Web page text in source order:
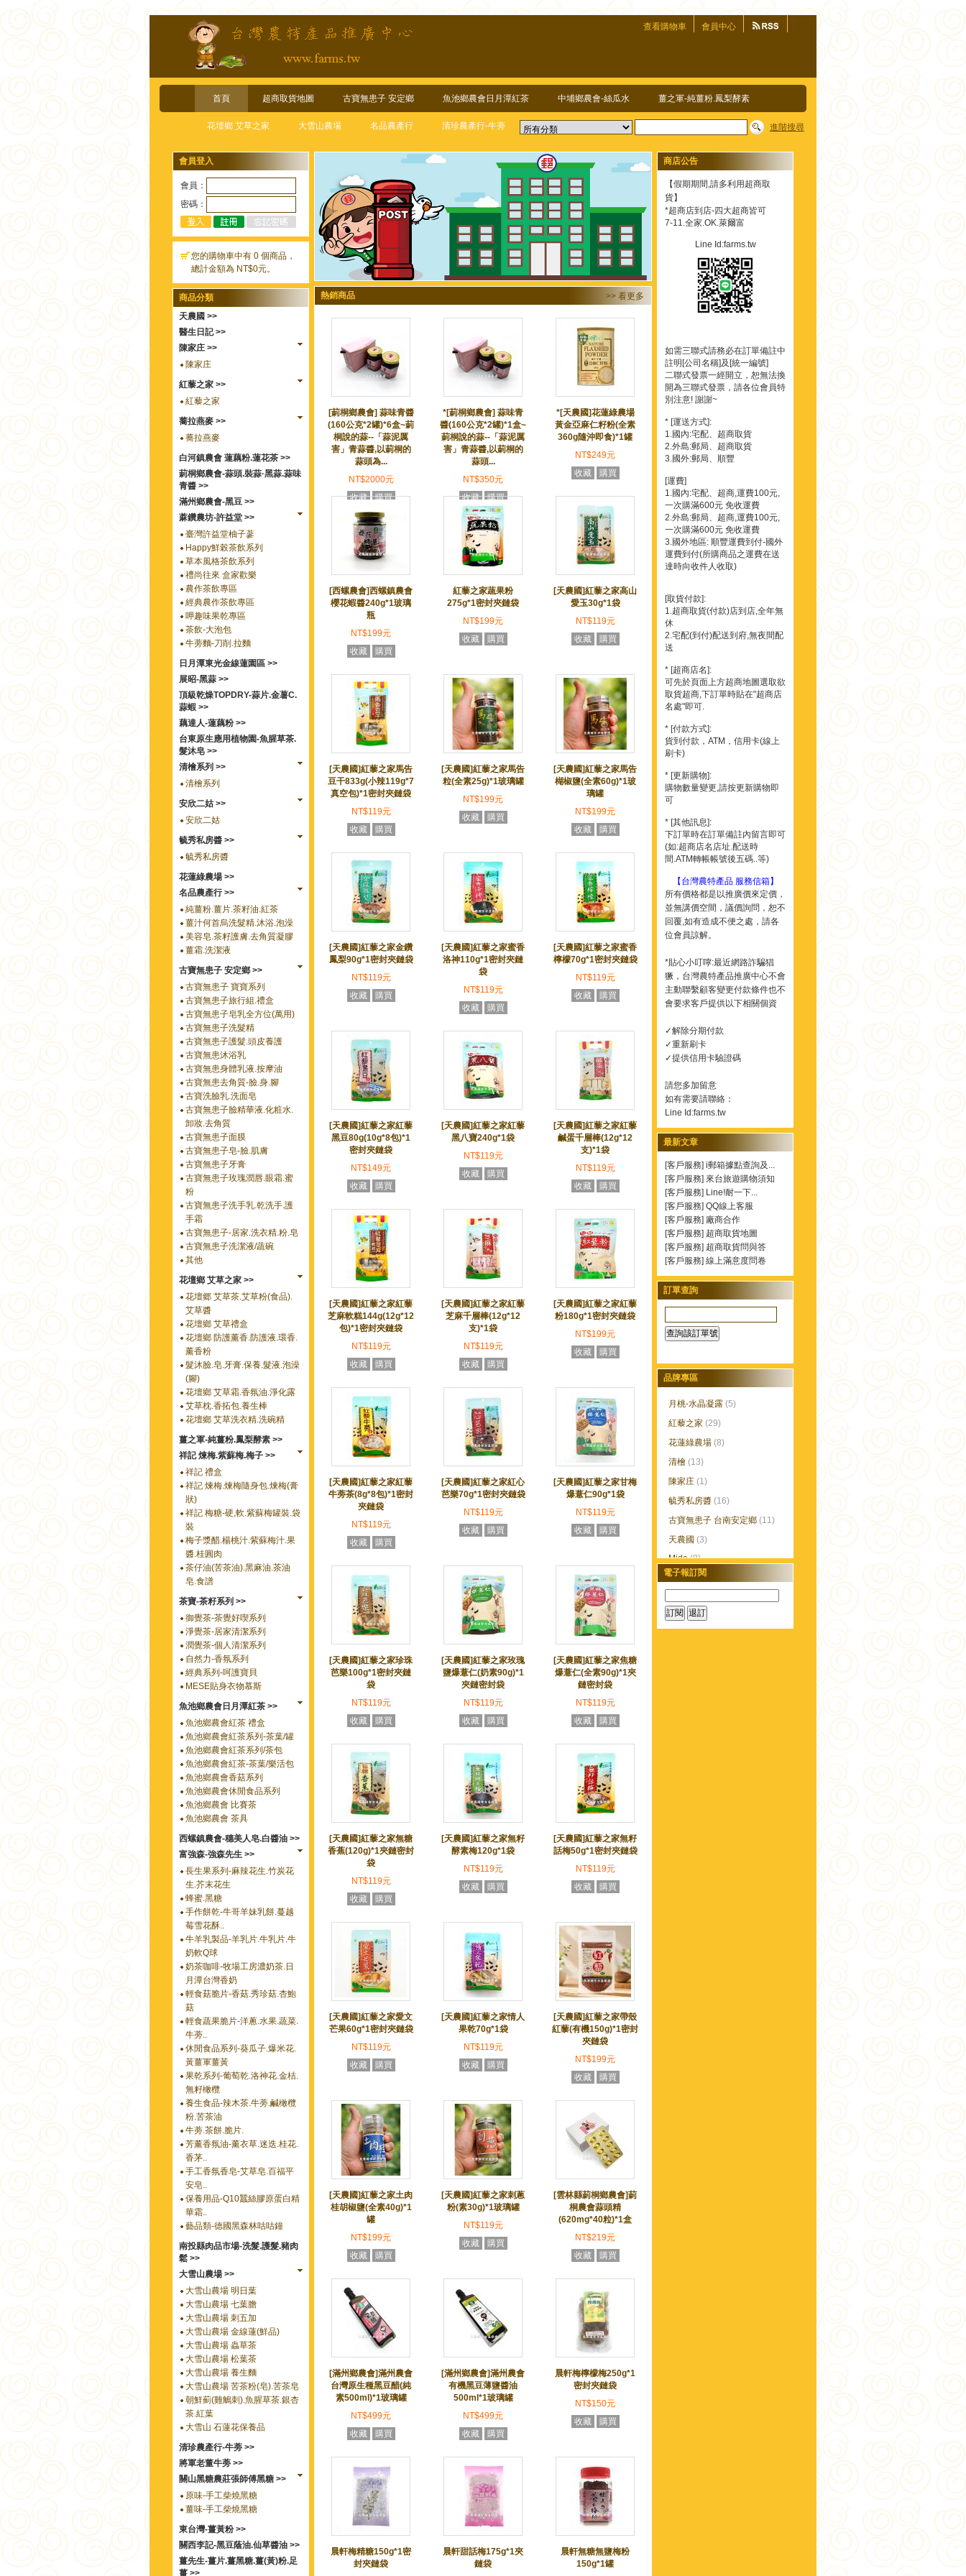
查看購物車 會員中心
首頁 超商取貨地圖 古寶無患子 安定鄉 魚池鄉農會日月潭紅茶 中埔鄉農會-絲瓜水 薑之軍-純薑粉.鳳梨酵素
花壇鄉 艾草之家 大雪山農場 名品農產行 清珍農產行-牛蒡 進階搜尋
會員登入
會員：
密碼：
您的購物車中有 0 個商品，
總計金額為 NT$0元。
商品分類
天農國 >>
醫生日記 >>
陳家庄 >>
陳家庄
紅藜之家 >>
紅藜之家
蕎拉燕麥 >>
蕎拉燕麥
白河鎮農會 蓮藕粉.蓮花茶 >>
莿桐鄉農會-蒜頭.裝蒜·黑蒜.蒜味
青醬 >>
滿州鄉農會-黑豆 >>
蔴鑽農坊-許益堂 >>
臺灣許益堂柚子蔘
Happy鮮榖茶飲系列
草本風格茶飲系列
禮尚往來 盒家歡樂
農作茶飲專區
經典農作茶飲專區
呷趣味果乾專區
茶飲-大泡包
牛蒡麵-刀削.拉麵
日月潭東光金線蓮園區 >>
展昭-黑蒜 >>
頂級乾燥TOPDRY-蒜片.金薯C.
蒜蝦 >>
藕達人-蓮藕粉 >>
台東原生應用植物園-魚腥草茶.
髮沐皂 >>
清檜系列 >>
清檜系列
安欣二姑 >>
安欣二姑
毓秀私房醬 >>
毓秀私房醬
花蓮綠農場 >>
名品農產行 >>
純薑粉.薑片.茶籽油.紅茶
薑汁何首烏洗髮精.沐浴.泡澡
美容皂.茶籽護膚.去角質凝膠
薑霜.洗潔液
古寶無患子 安定鄉 >>
古寶無患子 寶寶系列
古寶無患子旅行組.禮盒
古寶無患子皂乳全方位(萬用)
古寶無患子洗髮精
古寶無患子護髮.頭皮養護
古寶無患沐浴乳
古寶無患身體乳液.按摩油
古寶無患去角質-臉.身.腳
古寶洗臉乳.洗面皂
古寶無患子臉精華液.化粧水.
卸妝.去角質
古寶無患子面膜
古寶無患子皂-臉.肌膚
古寶無患子牙膏
古寶無患子玫瑰潤唇.眼霜.蜜
粉
古寶無患子洗手乳.乾洗手.護
手霜
古寶無患子-居家.洗衣精.粉.皂
古寶無患子洗潔液/蔬碗
其他
花壇鄉 艾草之家 >>
花壇郷 艾草茶.艾草粉(食品).
艾草醬
花壇鄉 艾草禮盒
花壇鄉 防護薰香.防護液.環香.
薰香粉
髮沐臉.皂.牙膏.保養.髮液.泡澡
(腳)
花壇鄉 艾草霜.香氛油.淨化露
艾草枕.香拓包.養生棒
花壇鄉 艾草洗衣精.洗碗精
薑之軍-純薑粉.鳳梨酵素 >>
祥記 煉梅.紫蘇梅.梅子 >>
祥記 禮盒
祥記 煉梅.煉梅隨身包.煉梅(膏
狀)
祥記 梅糖-硬,軟.紫蘇梅罐裝.袋
裝
梅子漿醋.楊桃汁.紫蘇梅汁.果
醬.桂圓肉
茶仔油(苦茶油).黑麻油.茶油
皂.食譜
茶寶-茶籽系列 >>
御覺茶-茶覺好喫系列
淨覺茶-居家清潔系列
潤覺茶-個人清潔系列
自然力-香氛系列
經典系列-呵護寶貝
MESE貼身衣物慕斯
魚池鄉農會日月潭紅茶 >>
魚池鄉農會紅茶 禮盒
魚池鄉農會紅茶系列-茶葉/罐
魚池鄉農會紅茶系列/茶包
魚池鄉農會紅茶-茶葉/樂活包
魚池鄉農會香菇系列
魚池鄉農會休閒食品系列
魚池鄉農會 比賽茶
魚池鄉農會 茶具
西螺鎮農會-穗美人皂.白醬油 >>
富強森-強森先生 >>
長生果系列-麻辣花生.竹炭花
生.芥末花生
蜂蜜.黑糖
手作餅乾-牛哥羊妹乳餅.蔓越
莓雪花酥..
牛羊乳製品-羊乳片.牛乳片.牛
奶軟Q球
奶茶咖啡-牧場工房濃奶茶.日
月潭台灣香奶
輕食菇脆片-香菇.秀珍菇.杏鮑
菇
輕食蔬果脆片-洋蔥.水果.蔬菜.
牛蒡..
休閒食品系列-葵瓜子.爆米花.
黃薑軍薑黃
果乾系列-葡萄乾.洛神花.金桔.
無籽橄欖
養生食品-辣木茶.牛蒡.鹹橄欖
粉.苦茶油
牛蒡.茶餅.脆片.
芳薰香氛油-薰衣草.迷迭.桂花.
香茅..
手工香氛香皂-艾草皂.百福平
安皂..
保養用品-Q10蠶絲膠原蛋白精
華霜..
藝品類-德國黑森林咕咕鐘
南投縣肉品市場-洗髮.護髮.豬肉
鬆 >>
大雪山農場 >>
大雪山農場 明日葉
大雪山農場 七葉膽
大雪山農場 刺五加
大雪山農場 金線蓮(鮮品)
大雪山農場 蟲草茶
大雪山農場 松葉茶
大雪山農場 養生麵
大雪山農場 苦茶粉(皂).苦茶皂
朝鮮薊(雞鵤刺).魚腥草茶.銀杏
茶.紅葉
大雪山 石蓮花保養品
清珍農產行-牛蒡 >>
將軍老董牛蒡 >>
關山黑糖農莊張師傅黑糖 >>
原味-手工柴燒黑糖
薑味-手工柴燒黑糖
東台灣-薑黃粉 >>
關西李記-黑豆蔭油.仙草醬油 >>
薑先生-薑片.薑黑糖.薑(黃)粉.足
薑 >>
熱銷商品
[莿桐鄉農會] 蒜味青醬
(160公克*2罐)*6盒~莿
桐說的蒜--「蒜泥厲
害」青蒜醬,以莿桐的
蒜頭為...
NT$2000元
收藏
購買
*[莿桐鄉農會] 蒜味青
醬(160公克*2罐)*1盒~
莿桐說的蒜--「蒜泥厲
害」青蒜醬,以莿桐的
蒜頭...
NT$350元
收藏
購買
*[天農國]花蓮綠農場
黃金亞麻仁籽粉(全素
360g隨沖即食)*1罐
NT$249元
收藏
購買
[西螺農會]西螺鎮農會
櫻花蝦醬240g*1玻璃
瓶
NT$199元
收藏
購買
紅藜之家蔬果粉
275g*1密封夾鏈袋
NT$199元
收藏
購買
[天農國]紅藜之家高山
愛玉30g*1袋
NT$119元
收藏
購買
[天農國]紅藜之家馬告
豆干833g(小辣119g*7
真空包)*1密封夾鏈袋
NT$119元
收藏
購買
[天農國]紅藜之家馬告
粒(全素25g)*1玻璃罐
NT$199元
收藏
購買
[天農國]紅藜之家馬告
楜椒鹽(全素60g)*1玻
璃罐
NT$199元
收藏
購買
[天農國]紅藜之家金鑽
鳳梨90g*1密封夾鏈袋
NT$119元
收藏
購買
[天農國]紅藜之家蜜香
洛神110g*1密封夾鏈
袋
NT$119元
收藏
購買
[天農國]紅藜之家蜜香
檸檬70g*1密封夾鏈袋
NT$119元
收藏
購買
[天農國]紅藜之家紅藜
黑豆80g(10g*8包)*1
密封夾鏈袋
NT$149元
收藏
購買
[天農國]紅藜之家紅藜
黑八寶240g*1袋
NT$119元
收藏
購買
[天農國]紅藜之家紅藜
鹹蛋千層棒(12g*12
支)*1袋
NT$119元
收藏
購買
[天農國]紅藜之家紅藜
芝麻軟糕144g(12g*12
包)*1密封夾鏈袋
NT$119元
收藏
購買
[天農國]紅藜之家紅藜
芝麻千層棒(12g*12
支)*1袋
NT$119元
收藏
購買
[天農國]紅藜之家紅藜
粉180g*1密封夾鏈袋
NT$199元
收藏
購買
[天農國]紅藜之家紅藜
牛蒡茶(8g*8包)*1密封
夾鏈袋
NT$119元
收藏
購買
[天農國]紅藜之家紅心
芭樂70g*1密封夾鏈袋
NT$119元
收藏
購買
[天農國]紅藜之家甘梅
爆薏仁90g*1袋
NT$119元
收藏
購買
[天農國]紅藜之家珍珠
芭樂100g*1密封夾鏈
袋
NT$119元
收藏
購買
[天農國]紅藜之家玫瑰
鹽爆薏仁(奶素90g)*1
夾鏈密封袋
NT$119元
收藏
購買
[天農國]紅藜之家焦糖
爆薏仁(全素90g)*1夾
鏈密封袋
NT$119元
收藏
購買
[天農國]紅藜之家無糖
香蕉(120g)*1夾鏈密封
袋
NT$119元
收藏
購買
[天農國]紅藜之家無籽
酵素梅120g*1袋
NT$119元
收藏
購買
[天農國]紅藜之家無籽
話梅50g*1密封夾鏈袋
NT$119元
收藏
購買
[天農國]紅藜之家愛文
芒果60g*1密封夾鏈袋
NT$119元
收藏
購買
[天農國]紅藜之家情人
果乾70g*1袋
NT$119元
收藏
購買
[天農國]紅藜之家帶殼
紅藜(有機150g)*1密封
夾鏈袋
NT$199元
收藏
購買
[天農國]紅藜之家土肉
桂胡椒鹽(全素40g)*1
罐
NT$199元
收藏
購買
[天農國]紅藜之家刺蔥
粉(素30g)*1玻璃罐
NT$119元
收藏
購買
[雲林縣莿桐鄉農會]莿
桐農會蒜頭精
(620mg*40粒)*1盒
NT$219元
收藏
購買
[滿州鄉農會]滿州農會
台灣原生種黑豆醋(純
素500ml)*1玻璃罐
NT$499元
收藏
購買
[滿州鄉農會]滿州農會
有機黑豆薄鹽醬油
500ml*1玻璃罐
NT$499元
收藏
購買
晨軒梅檸檬梅250g*1
密封夾鏈袋
NT$150元
收藏
購買
晨軒梅精糖150g*1密
封夾鏈袋
晨軒甜話梅175g*1夾
鏈袋
晨軒無糖無鹽梅粉
150g*1罐
>> 看更多
商店公告
【假期期間,請多利用超商取
貨】
*超商店到店-四大超商皆可
7-11.全家.OK.萊爾富
Line Id:farms.tw
如需三聯式請務必在訂單備註中
註明[公司名稱]及[統一編號]
二聯式發票一經開立，恕無法換
開為三聯式發票，請各位會員特
別注意! 謝謝~
* [運送方式]:
1.國內:宅配、超商取貨
2.外島:郵局、超商取貨
3.國外:郵局、順豐
[運費]
1.國內:宅配、超商,運費100元,
一次購滿600元 免收運費
2.外島:郵局、超商,運費100元,
一次購滿600元 免收運費
3.國外地區: 順豐運費到付-國外
運費到付(所購商品之運費在送
達時向收件人收取)
[取貨付款]:
1.超商取貨(付款)店到店,全年無
休
2.宅配(到付)配送到府,無夜間配
送
* [超商店名]:
可先於頁面上方超商地圖選取欲
取貨超商,下訂單時貼在"超商店
名處"即可.
* [付款方式]:
貨到付款，ATM，信用卡(線上
刷卡)
* [更新購物]:
購物數量變更,請按更新購物即
可
* [其他訊息]:
下訂單時在訂單備註內留言即可
(如:超商店名店址.配送時
間.ATM轉帳帳號後五碼..等)
【台灣農特產品 服務信箱】
所有價格都是以推廣價來定價，
並無講價空間，議價詢問，恕不
回覆,如有造成不便之處，請各
位會員諒解。
*貼心小叮嚀:最近網路詐騙猖
獗，台灣農特產品推廣中心不會
主動聯繫顧客變更付款條件也不
會要求客戶提供以下相關個資
✓解除分期付款
✓重新刷卡
✓提供信用卡驗證碼
請您多加留意
如有需要請聯絡：
Line Id:farms.tw
最新文章
[客戶服務] i郵箱據點查詢及...
[客戶服務] 來台旅遊購物須知
[客戶服務] Line!耐一下...
[客戶服務] QQ線上客服
[客戶服務] 廠商合作
[客戶服務] 超商取貨地圖
[客戶服務] 超商取貨問與答
[客戶服務] 線上滿意度問卷
訂單查詢
品牌專區
月桃-水晶凝露 (5)
紅藜之家 (29)
花蓮綠農場 (8)
清檜 (13)
陳家庄 (1)
毓秀私房醬 (16)
古寶無患子 台南安定鄉 (11)
天農國 (3)
Mido (8)
蔴鑽農坊 (32)
安欣二姑
電子報訂閱